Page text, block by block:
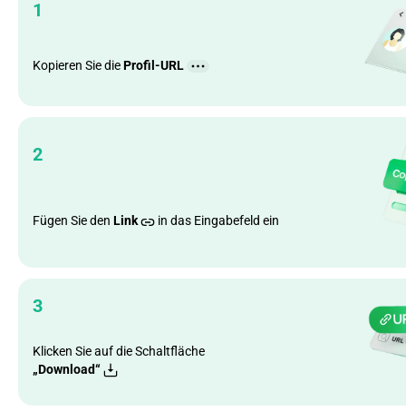
1
Kopieren Sie dieProfil-URL
2
Fügen Sie den Link in das Eingabefeld ein
3
Klicken Sie auf die Schaltfläche
„Download“